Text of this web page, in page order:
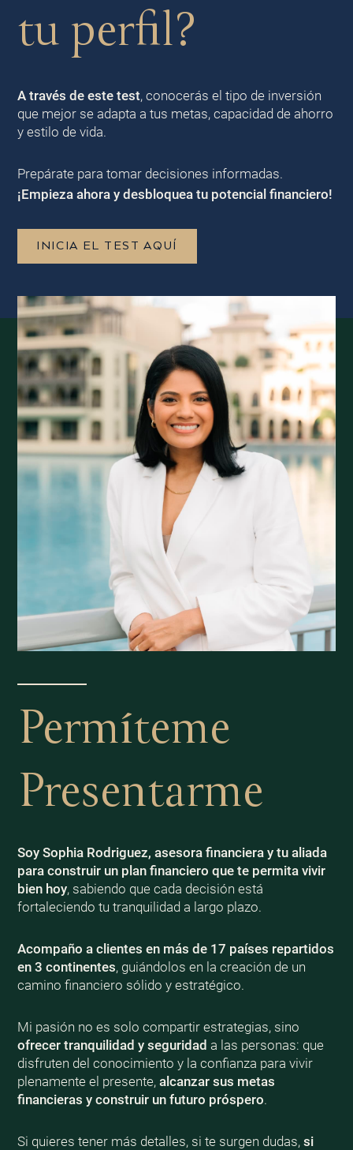
tu perfil?
A través de este test, conocerás el tipo de inversión
que mejor se adapta a tus metas, capacidad de ahorro
y estilo de vida.
Prepárate para tomar decisiones informadas.
¡Empieza ahora y desbloquea tu potencial financiero!
INICIA EL TEST AQUÍ
Permíteme
Presentarme
Soy Sophia Rodriguez, asesora financiera y tu aliada
para construir un plan financiero que te permita vivir
bien hoy, sabiendo que cada decisión está
fortaleciendo tu tranquilidad a largo plazo.
Acompaño a clientes en más de 17 países repartidos
en 3 continentes, guiándolos en la creación de un
camino financiero sólido y estratégico.
Mi pasión no es solo compartir estrategias, sino
ofrecer tranquilidad y seguridad a las personas: que
disfruten del conocimiento y la confianza para vivir
plenamente el presente, alcanzar sus metas
financieras y construir un futuro próspero.
Si quieres tener más detalles, si te surgen dudas, si